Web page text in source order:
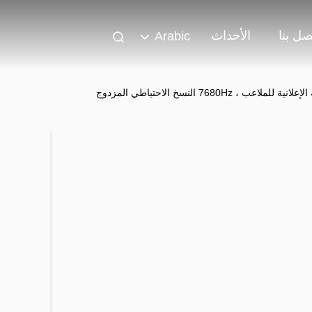
بنا الأحداث Arabic